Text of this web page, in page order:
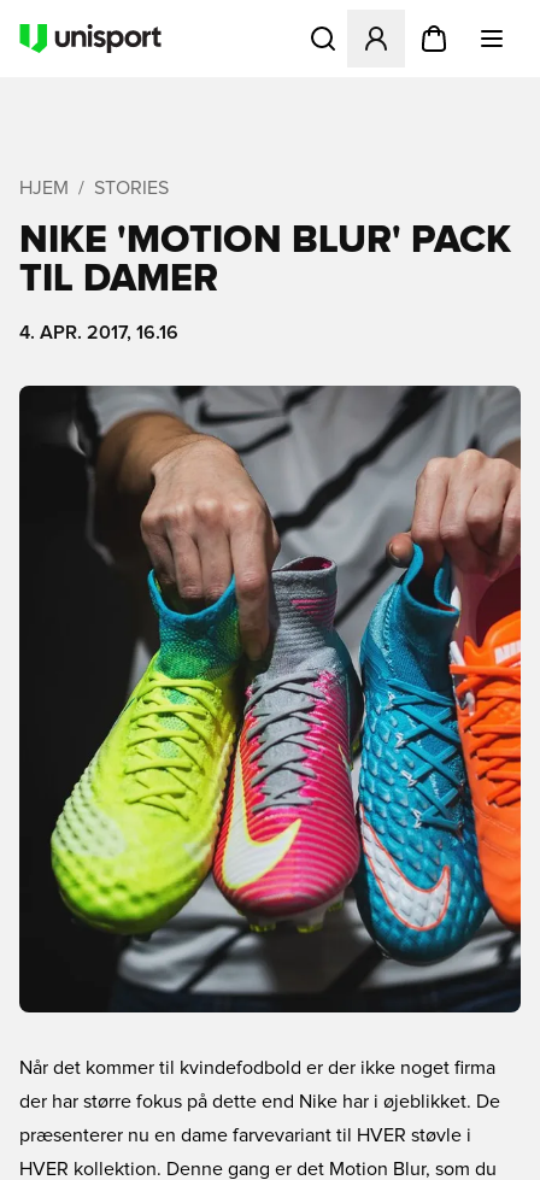
Åbner en Modal til at
HJEM STORIES
NIKE 'MOTION BLUR' PACK
TIL DAMER
4. APR. 2017, 16.16
Når det kommer til kvindefodbold er der ikke noget firma
der har større fokus på dette end Nike har i øjeblikket. De
præsenterer nu en dame farvevariant til HVER støvle i
HVER kollektion. Denne gang er det Motion Blur, som du